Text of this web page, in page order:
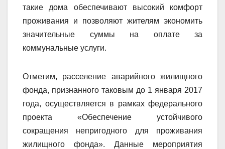
такие дома обеспечивают высокий комфорт
проживания и позволяют жителям экономить
значительные суммы на оплате за
коммунальные услуги.
Отметим, расселение аварийного жилищного
фонда, признанного таковым до 1 января 2017
года, осуществляется в рамках федерального
проекта «Обеспечение устойчивого
сокращения непригодного для проживания
жилищного фонда». Данные мероприятия